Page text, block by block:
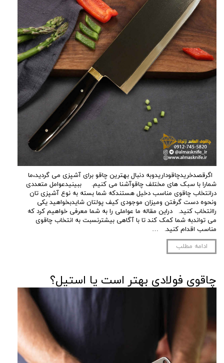
اگرقصدخریدچاقوداریدوبه دنبال بهترین چاقو برای آشپزی می گردید،ما
شمارا با سبک های مختلف چاقوآشنا می کنیم. ببینیدعوامل متعددی
درانتخاب چاقوی مناسب دخیل هستندکه شما بسته به نوع آشپزی تان
ونحوه دست گرفتن ومیزان موجودی کیف پولتان شایدبخواهید یکی
راانتخاب کنید. دراین مقاله ما عواملی را به شما معرفی خواهیم کرد که
می تواندبه شما کمک کند تا با آگاهی بیشترنسبت به انتخاب چاقوی
مناسب اقدام کنید. …
ادامه مطلب
چاقوی فولادی بهتر است یا استیل؟